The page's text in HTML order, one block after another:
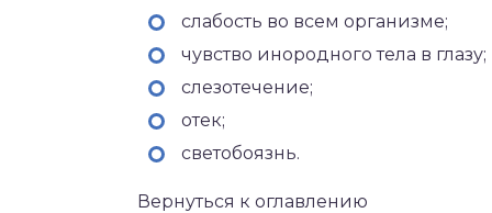
слабость во всем организме;
чувство инородного тела в глазу;
слезотечение;
отек;
светобоязнь.
Вернуться к оглавлению